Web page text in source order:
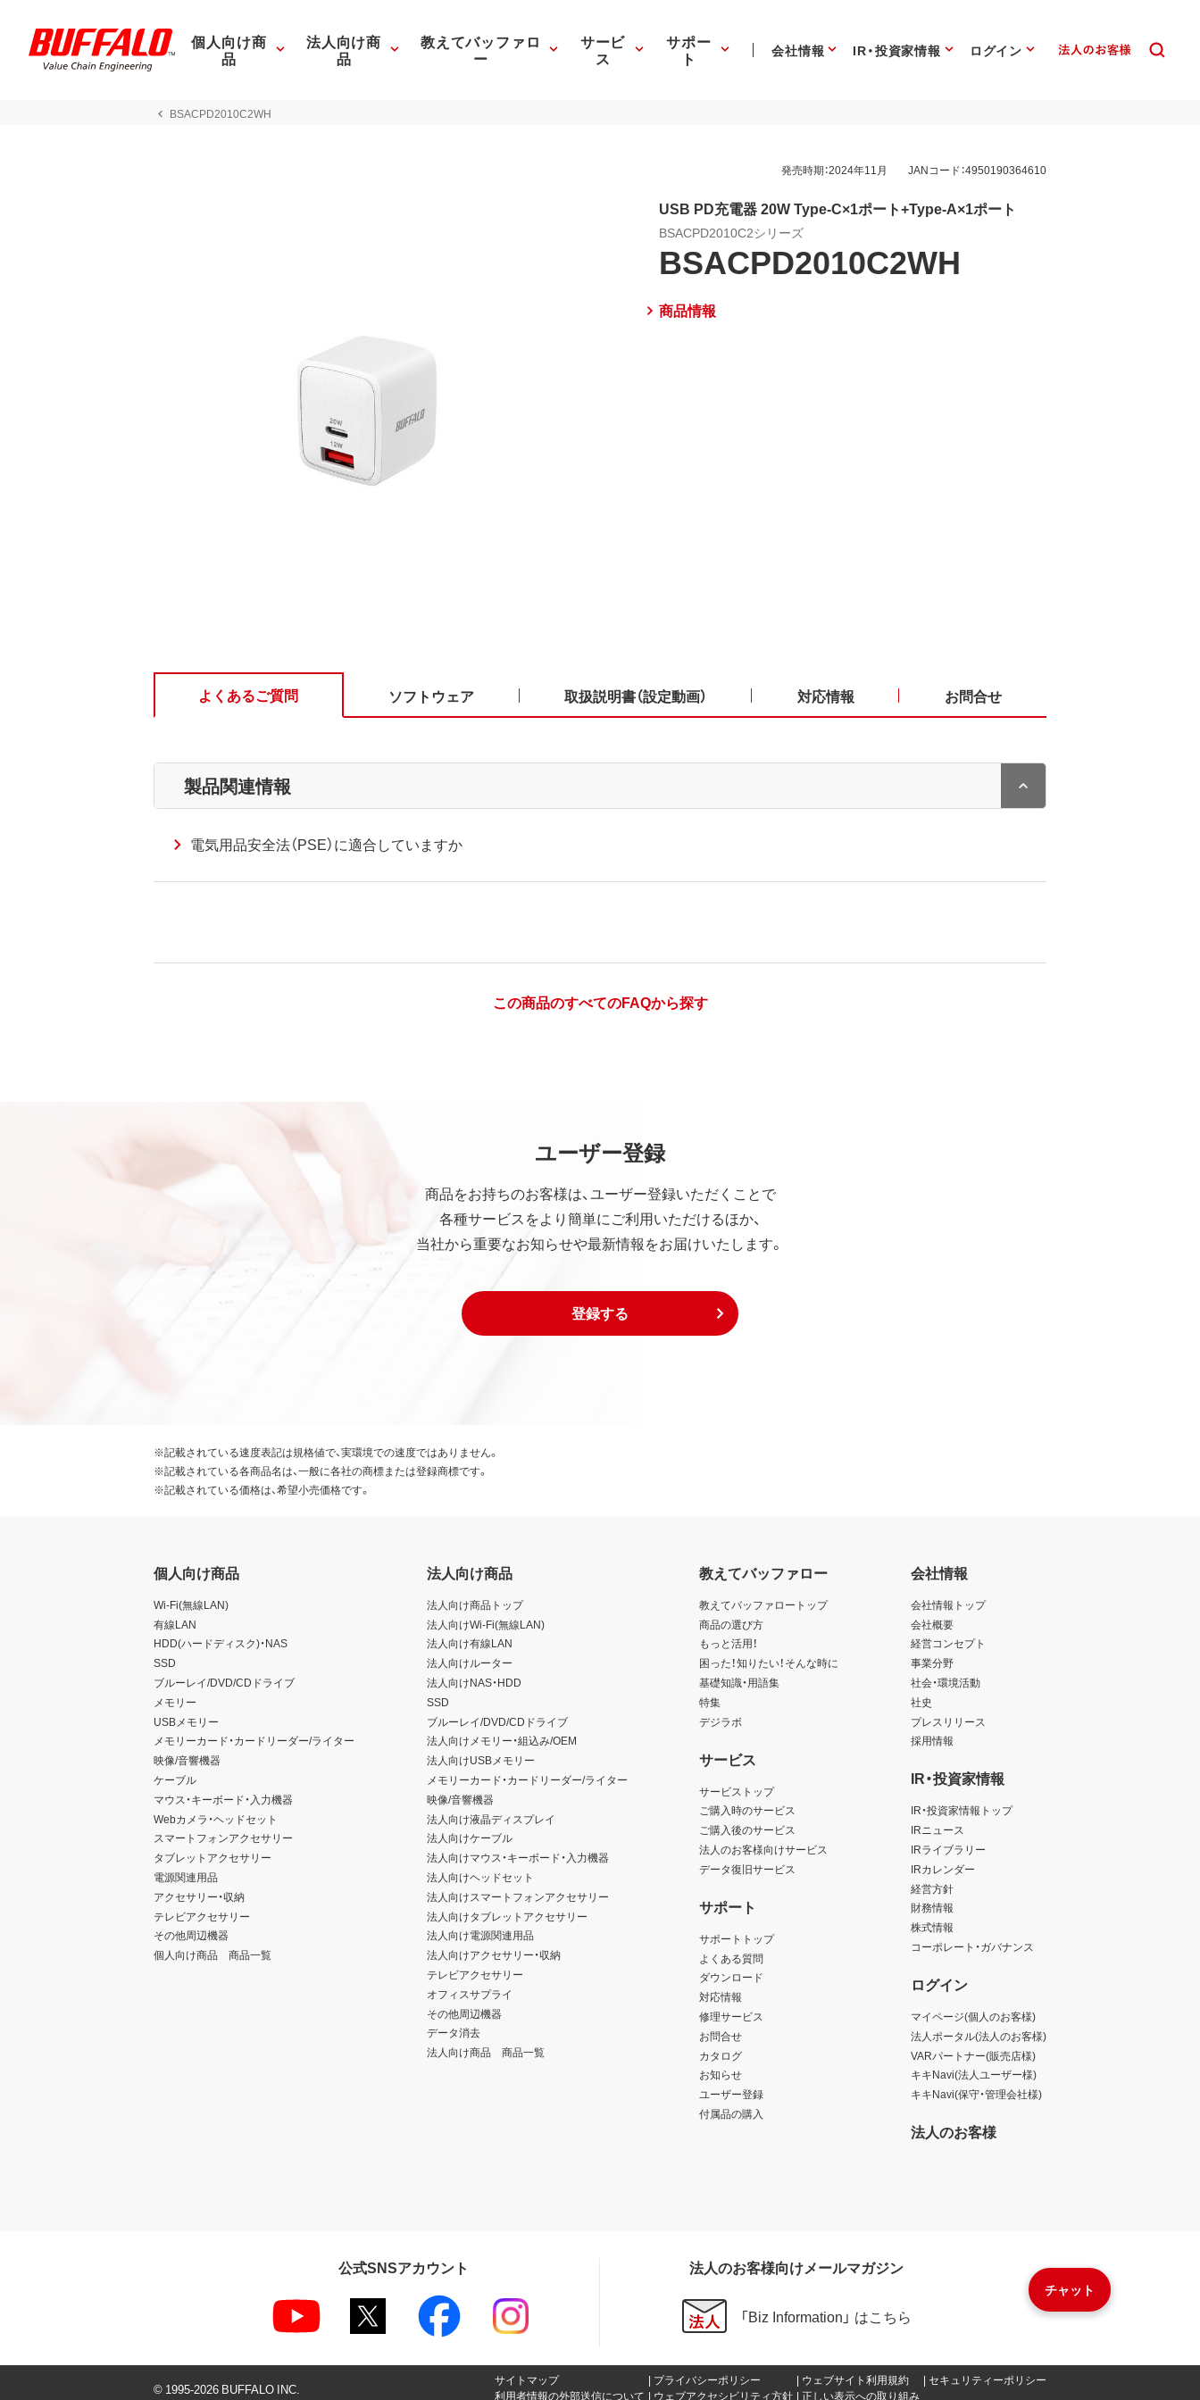
個人向け商
品
法人向け商
品
教えてバッファロ
ー
サービ
ス
サポー
ト 会社情報 IR・投資家情報 ログイン
BSACPD2010C2WH
発売時期：2024年11月 JANコード：4950190364610
USB PD充電器 20W Type-C×1ポート+Type-A×1ポート
BSACPD2010C2シリーズ
BSACPD2010C2WH
商品情報
よくあるご質問 ソフトウェア 取扱説明書（設定動画） 対応情報 お問合せ
製品関連情報
電気用品安全法（PSE）に適合していますか
この商品のすべてのFAQから探す
ユーザー登録
商品をお持ちのお客様は、ユーザー登録いただくことで
各種サービスをより簡単にご利用いただけるほか、
当社から重要なお知らせや最新情報をお届けいたします。
登録する
チャット
※記載されている速度表記は規格値で、実環境での速度ではありません。
※記載されている各商品名は、一般に各社の商標または登録商標です。
※記載されている価格は、希望小売価格です。
個人向け商品
Wi-Fi(無線LAN)
有線LAN
HDD(ハードディスク)・NAS
SSD
ブルーレイ/DVD/CDドライブ
メモリー
USBメモリー
メモリーカード・カードリーダー/ライター
映像/音響機器
ケーブル
マウス・キーボード・入力機器
Webカメラ・ヘッドセット
スマートフォンアクセサリー
タブレットアクセサリー
電源関連用品
アクセサリー・収納
テレビアクセサリー
その他周辺機器
個人向け商品 商品一覧
法人向け商品
法人向け商品トップ
法人向けWi-Fi(無線LAN)
法人向け有線LAN
法人向けルーター
法人向けNAS・HDD
SSD
ブルーレイ/DVD/CDドライブ
法人向けメモリー・組込み/OEM
法人向けUSBメモリー
メモリーカード・カードリーダー/ライター
映像/音響機器
法人向け液晶ディスプレイ
法人向けケーブル
法人向けマウス・キーボード・入力機器
法人向けヘッドセット
法人向けスマートフォンアクセサリー
法人向けタブレットアクセサリー
法人向け電源関連用品
法人向けアクセサリー・収納
テレビアクセサリー
オフィスサプライ
その他周辺機器
データ消去
法人向け商品 商品一覧
教えてバッファロー
教えてバッファロートップ
商品の選び方
もっと活用！
困った！知りたい！そんな時に
基礎知識・用語集
特集
デジラボ
サービス
サービストップ
ご購入時のサービス
ご購入後のサービス
法人のお客様向けサービス
データ復旧サービス
サポート
サポートトップ
よくある質問
ダウンロード
対応情報
修理サービス
お問合せ
カタログ
お知らせ
ユーザー登録
付属品の購入
会社情報
会社情報トップ
会社概要
経営コンセプト
事業分野
社会・環境活動
社史
プレスリリース
採用情報
IR・投資家情報
IR・投資家情報トップ
IRニュース
IRライブラリー
IRカレンダー
経営方針
財務情報
株式情報
コーポレート・ガバナンス
ログイン
マイページ(個人のお客様)
法人ポータル(法人のお客様)
VARパートナー(販売店様)
キキNavi(法人ユーザー様)
キキNavi(保守・管理会社様)
法人のお客様
公式SNSアカウント 法人のお客様向けメールマガジン
「Biz Information」 はこちら
サイトマップ プライバシーポリシー ウェブサイト利用規約
セキュリティーポリシー
利用者情報の外部送信について
ウェブアクセシビリティ方針 正しい表示への取り組み
© 1995-2026 BUFFALO INC.